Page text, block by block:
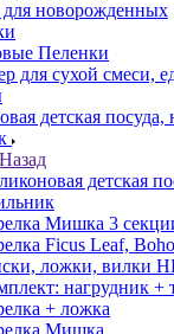
для новорожденных
Пеленки
для сухой смеси,
детская посуда,
Назад
детская
Мишка 3
Ficus Leaf, Boho
ложки,
нагрудник +
+ ложка
Мишка